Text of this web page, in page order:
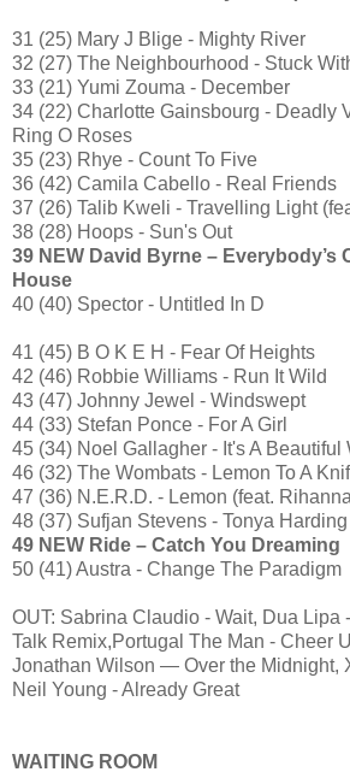
31 (25) Mary J Blige - Mighty River
32 (27) The Neighbourhood - Stuck
33 (21) Yumi Zouma - December
34 (22) Charlotte Gainsbourg - Deadly
Ring O Roses
35 (23) Rhye - Count To Five
36 (42) Camila Cabello - Real Friends
37 (26) Talib Kweli - Travelling Light
38 (28) Hoops - Sun's Out
39 NEW David Byrne – Everybody’s
House
40 (40) Spector - Untitled In D
41 (45) B O K E H - Fear Of Heights
42 (46) Robbie Williams - Run It Wild
43 (47) Johnny Jewel - Windswept
44 (33) Stefan Ponce - For A Girl
45 (34) Noel Gallagher - It's A Beautiful
46 (32) The Wombats - Lemon To A
47 (36) N.E.R.D. - Lemon (feat.
48 (37) Sufjan Stevens - Tonya Harding
49 NEW Ride – Catch You Dreaming
50 (41) Austra - Change The Paradigm
OUT: Sabrina Claudio - Wait, Dua Lipa
Talk Remix,Portugal The Man - Cheer
Jonathan Wilson — Over the Midnight,
Neil Young - Already Great
WAITING ROOM